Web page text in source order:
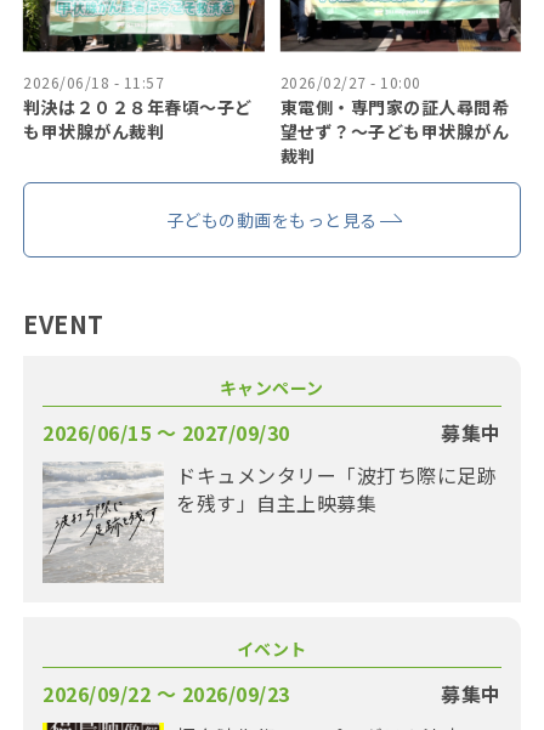
2026/06/18 - 11:57
判決は２０２８年春頃〜子ど
も甲状腺がん裁判
2026/02/27 - 10:00
東電側・専門家の証人尋問希
望せず？〜子ども甲状腺がん
裁判
子どもの動画をもっと見る
EVENT
キャンペーン
2026/06/15 〜 2027/09/30
募集中
ドキュメンタリー「波打ち際に足跡
を残す」自主上映募集
イベント
2026/09/22 〜 2026/09/23
募集中